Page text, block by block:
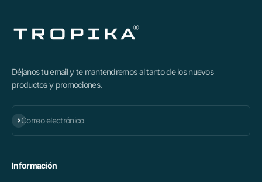
Déjanos tu email y te mantendremos al tanto de los nuevos
productos y promociones.
Correo electrónico
Suscribirse
Información